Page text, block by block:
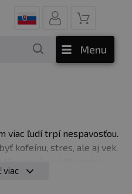
Menu
viac ľudí trpí nespavosťou.
kofeínu, stres, ale aj vek.
spánku a bdenia. Pri
viac